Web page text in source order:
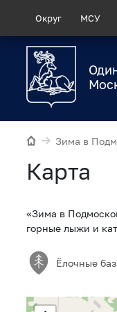
Округ МСУ
Зима в
Карта
«Зима в
горные лыжи и
Ёлочные